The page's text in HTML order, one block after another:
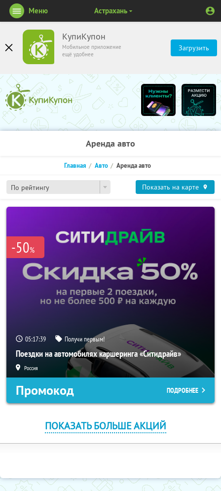
КупиКупон
Мобильное приложение
ещё удобнее
Загрузить
Меню Астрахань
Аренда авто
По рейтингу
Главная Авто Аренда авто
Показать на карте
-50%
05:17:38 Получи первым!
Поездки на автомобилях каршеринга «Ситидрайв»
Россия
Промокод ПОДРОБНЕЕ
ПОКАЗАТЬ БОЛЬШЕ АКЦИЙ